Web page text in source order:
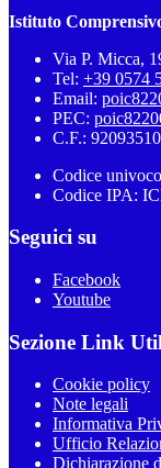
Istituto
Via P. Micca,
Tel: +39 0574
Email:
PEC:
C.F.:
Codice
Codice IPA:
Seguici su
Facebook
Youtube
Sezione Link
Cookie policy
Note legali
Informativa
Ufficio
Dichiarazione